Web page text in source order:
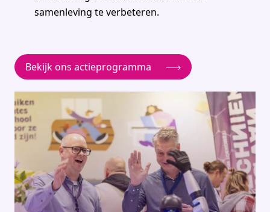
samenleving te verbeteren.
Bekijk ons actieprogramma